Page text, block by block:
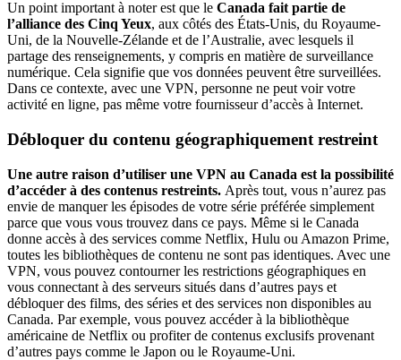
Un point important à noter est que le Canada fait partie de
l’alliance des Cinq Yeux, aux côtés des États-Unis, du Royaume-
Uni, de la Nouvelle-Zélande et de l’Australie, avec lesquels il
partage des renseignements, y compris en matière de surveillance
numérique. Cela signifie que vos données peuvent être surveillées.
Dans ce contexte, avec une VPN, personne ne peut voir votre
activité en ligne, pas même votre fournisseur d’accès à Internet.
Débloquer du contenu géographiquement restreint
Une autre raison d’utiliser une VPN au Canada est la possibilité
d’accéder à des contenus restreints. Après tout, vous n’aurez pas
envie de manquer les épisodes de votre série préférée simplement
parce que vous vous trouvez dans ce pays. Même si le Canada
donne accès à des services comme Netflix, Hulu ou Amazon Prime,
toutes les bibliothèques de contenu ne sont pas identiques. Avec une
VPN, vous pouvez contourner les restrictions géographiques en
vous connectant à des serveurs situés dans d’autres pays et
débloquer des films, des séries et des services non disponibles au
Canada. Par exemple, vous pouvez accéder à la bibliothèque
américaine de Netflix ou profiter de contenus exclusifs provenant
d’autres pays comme le Japon ou le Royaume-Uni.